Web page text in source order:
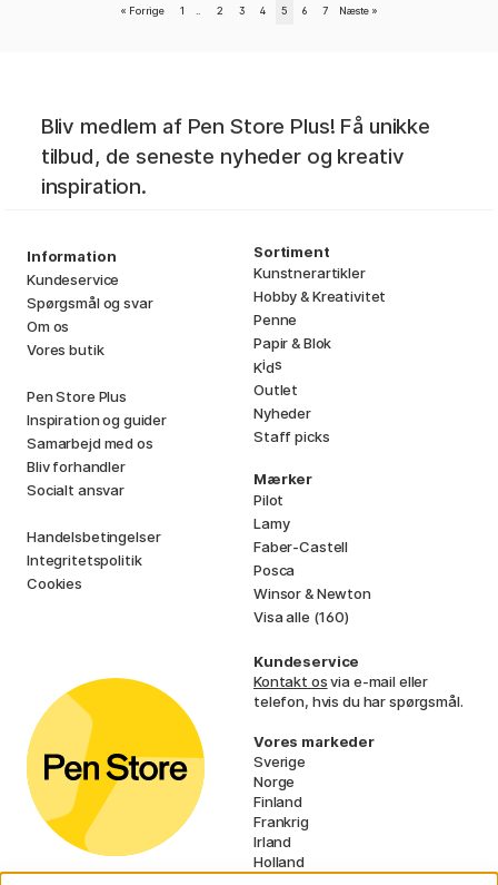
« Forrige 1 2 3 4 5 6 7 Næste »
Bliv medlem af Pen Store Plus! Få unikke
tilbud, de seneste nyheder og kreativ
inspiration.
Information
Kundeservice
Spørgsmål og svar
Om os
Vores butik
Pen Store Plus
Inspiration og guider
Samarbejd med os
Bliv forhandler
Socialt ansvar
Handelsbetingelser
Integritetspolitik
Cookies
Sortiment
Kunstnerartikler
Hobby & Kreativitet
Penne
Papir & Blok
Kids
Outlet
Nyheder
Staff picks
Mærker
Pilot
Lamy
Faber-Castell
Posca
Winsor & Newton
Visa alle (160)
Kundeservice
Kontakt osvia e-mail eller
telefon, hvis du har spørgsmål.
Vores markeder
Sverige
Norge
Finland
Frankrig
Irland
Holland